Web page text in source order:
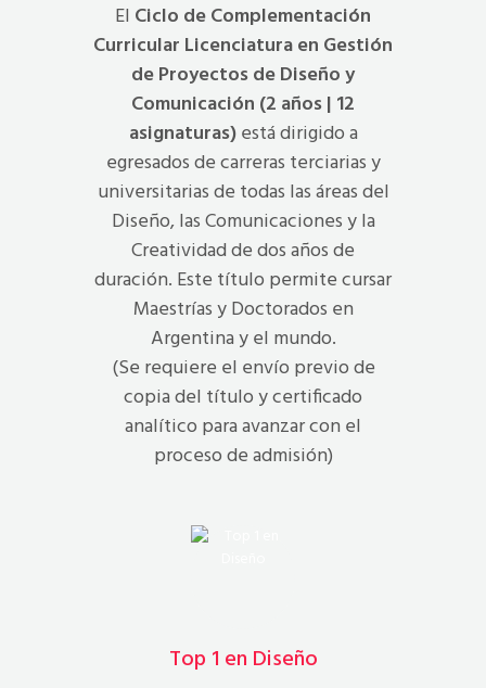
El Ciclo de Complementación
Curricular Licenciatura en Gestión
de Proyectos de Diseño y
Comunicación (2 años | 12
asignaturas)está dirigido a
egresados de carreras terciarias y
universitarias de todas las áreas del
Diseño, las Comunicaciones y la
Creatividad de dos años de
duración. Este título permite cursar
Maestrías y Doctorados en
Argentina y el mundo.
(Se requiere el envío previo de
copia del título y certificado
analítico para avanzar con el
proceso de admisión)
Top 1 en Diseño